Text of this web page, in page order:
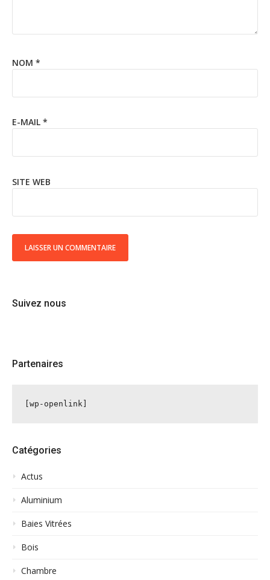
NOM *
E-MAIL *
SITE WEB
Suivez nous
Partenaires
[wp-openlink]
Catégories
Actus
Aluminium
Baies Vitrées
Bois
Chambre